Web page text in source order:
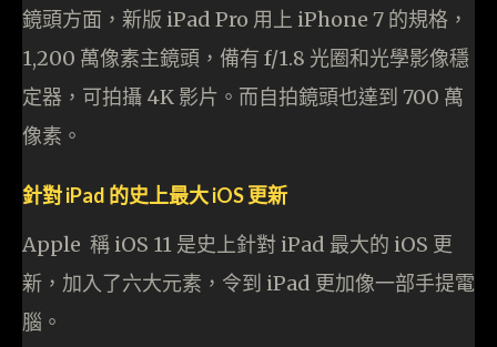
鏡頭方面，新版 iPad Pro 用上 iPhone 7 的規格，
1,200 萬像素主鏡頭，備有 f/1.8 光圈和光學影像穩
定器，可拍攝 4K 影片。而自拍鏡頭也達到 700 萬
像素。
針對 iPad 的史上最大 iOS 更新
Apple 稱 iOS 11 是史上針對 iPad 最大的 iOS 更
新，加入了六大元素，令到 iPad 更加像一部手提電
腦。